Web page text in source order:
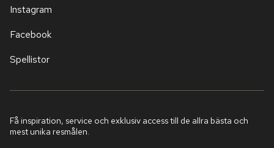
Instagram
Facebook
Spellistor
Få inspiration, service och exklusiv access till de allra bästa och
mest unika resmålen.